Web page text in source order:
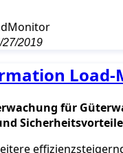
27/2019
für